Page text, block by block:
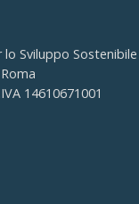
Sviluppo Sostenibile
14610671001